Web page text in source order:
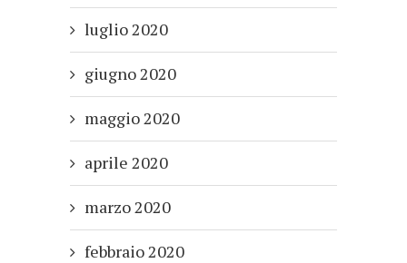
luglio 2020
giugno 2020
maggio 2020
aprile 2020
marzo 2020
febbraio 2020